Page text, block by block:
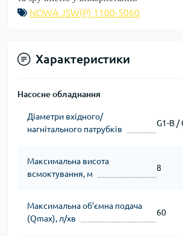
NOWA JSW(P) 1100-5060
Характеристики
Насосне обладнання
Діаметри вхідного/
нагнітального патрубків
G1-B /
Максимальна висота
всмоктування, м
8
Максимальна об’ємна подача
(Qmax), л/хв
60